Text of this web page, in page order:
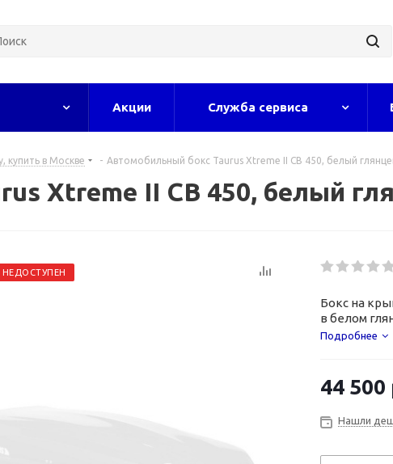
Акции Служба сервиса
купить в Москве - Автомобильный бокс Taurus Xtreme II CB 450, белый
Xtreme II CB 450, белый
Бокс на
в белом
Подробнее
44 500
Нашли